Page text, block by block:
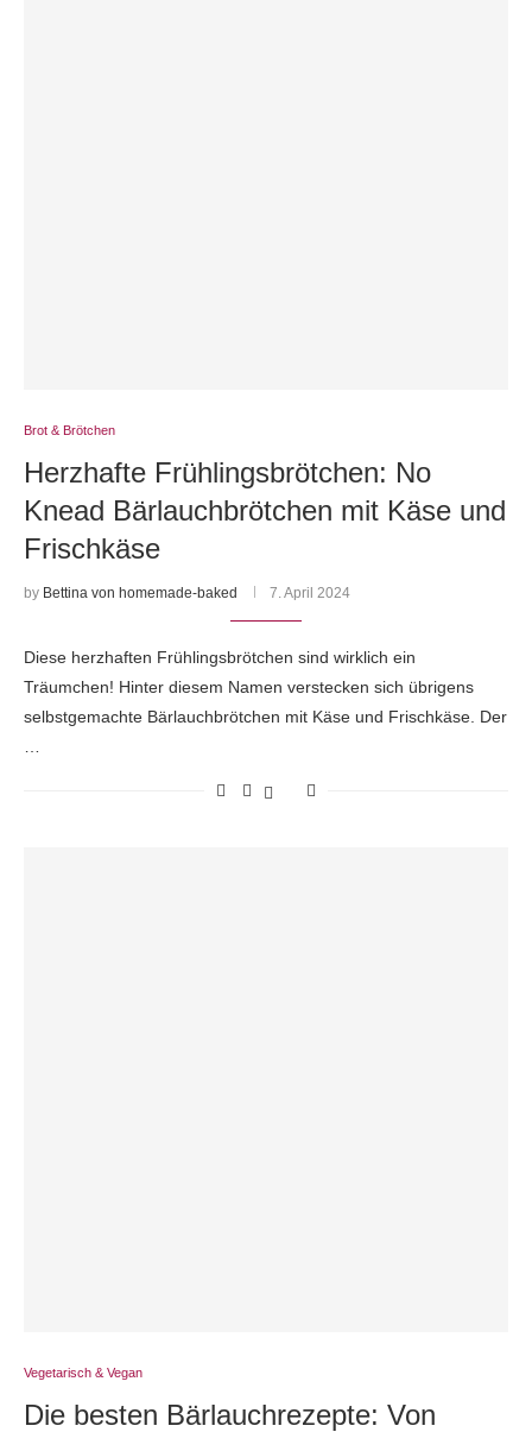
Brot & Brötchen
Herzhafte Frühlingsbrötchen: No
Knead Bärlauchbrötchen mit Käse und
Frischkäse
by Bettina von homemade-baked 7. April 2024
Diese herzhaften Frühlingsbrötchen sind wirklich ein
Träumchen! Hinter diesem Namen verstecken sich übrigens
selbstgemachte Bärlauchbrötchen mit Käse und Frischkäse. Der
Vegetarisch & Vegan
Die besten Bärlauchrezepte: Von